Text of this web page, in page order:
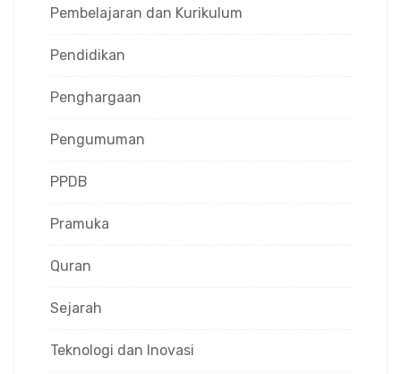
Pembelajaran dan Kurikulum
Pendidikan
Penghargaan
Pengumuman
PPDB
Pramuka
Quran
Sejarah
Teknologi dan Inovasi